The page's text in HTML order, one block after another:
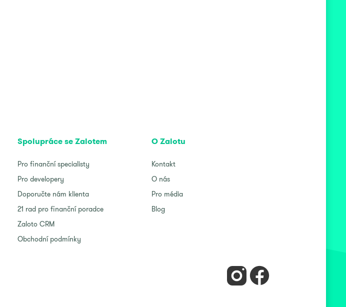
Spolupráce se Zalotem
Pro finanční specialisty
Pro developery
Doporučte nám klienta
21 rad pro finanční poradce
Zaloto CRM
Obchodní podmínky
O Zalotu
Kontakt
O nás
Pro média
Blog